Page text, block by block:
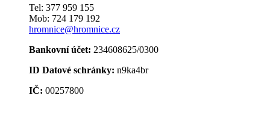
Tel: 377 959 155
Mob: 724 179 192
hromnice@hromnice.cz
Bankovní účet: 234608625/0300
ID Datové schránky: n9ka4br
IČ: 00257800